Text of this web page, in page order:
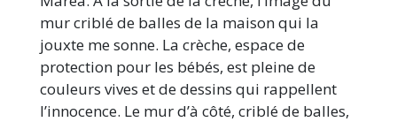
mur criblé de balles de la maison qui la
jouxte me sonne. La crèche, espace de
protection pour les bébés, est pleine de
couleurs vives et de dessins qui rappellent
l’innocence. Le mur d’à côté, criblé de balles,